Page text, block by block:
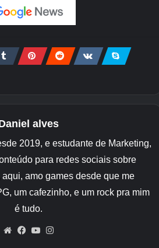
alves
2019, e estudante de Marketing,
para redes sociais sobre
amo games desde que me
um cafezinho, e um rock pra mim
é tudo.
WebsiteFacebook
YouTube